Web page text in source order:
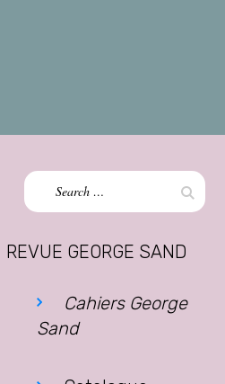
Search
for:
REVUE GEORGE SAND
Cahiers George
Sand